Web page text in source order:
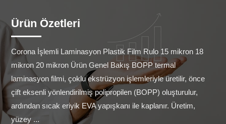
Ürün Özetleri
Corona İşlemli Laminasyon Plastik Film Rulo 15 mikron 18
mikron 20 mikron Ürün Genel Bakış BOPP termal
laminasyon filmi, çoklu ekstrüzyon işlemleriyle üretilir, önce
çift eksenli yönlendirilmiş polipropilen (BOPP) oluşturulur,
ardından sıcak eriyik EVA yapışkanı ile kaplanır. Üretim,
yüzey ...